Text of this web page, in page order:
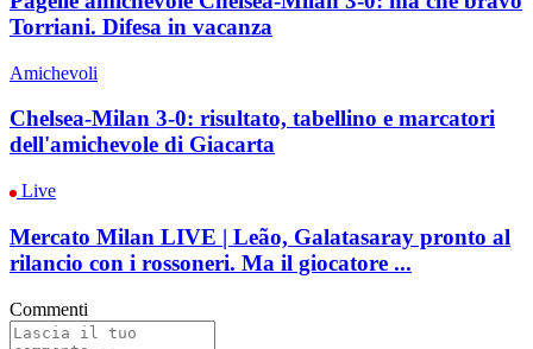
Torriani. Difesa in vacanza
Amichevoli
Chelsea-Milan 3-0: risultato, tabellino e marcatori
dell'amichevole di Giacarta
Live
Mercato Milan LIVE | Leão, Galatasaray pronto al
rilancio con i rossoneri. Ma il giocatore ...
Commenti